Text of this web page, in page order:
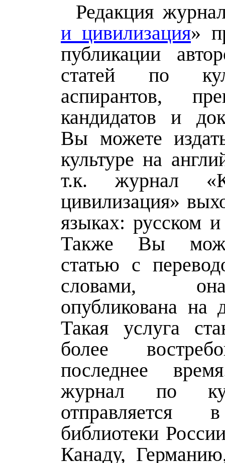
Редакция
и цивилизация»
публикации
статей по
аспирантов,
кандидатов и
Вы можете
культуре на
т.к. журнал
цивилизация»
языках: русском
Также Вы
статью с
словами,
опубликована на
Такая услуга
более
последнее
журнал по
отправляется
библиотеки
Канаду,